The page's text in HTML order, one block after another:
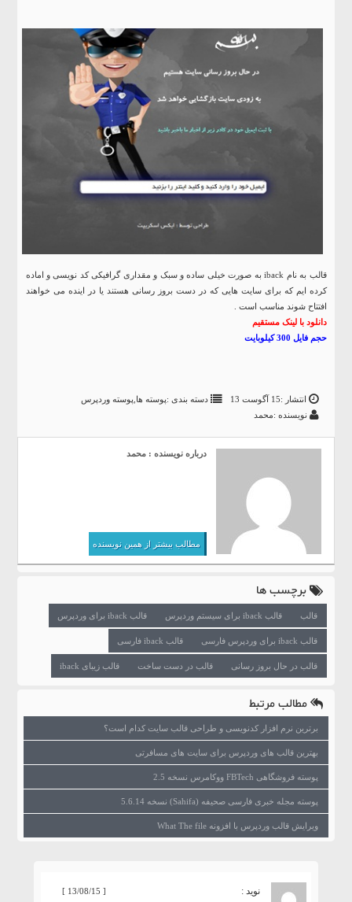
قالب به نام iback به صورت خیلی ساده و سبک و مقداری گرافیکی کد نویسی و اماده
کرده ایم که برای سایت هایی که در دست بروز رسانی هستند یا در اینده می خواهند
افتتاح شوند مناسب است .
دانلود با لینک مستقیم
حجم فایل 300 کیلوبایت
انتشار :15 آگوست 13 دسته بندی :پوسته ها پوسته وردپرس
نویسنده :محمد
درباره نویسنده : محمد
مطالب بیشتر از همین نویسنده
برچسب ها
قالب قالب iback برای سیستم وردپرس قالب iback برای وردپرس
قالب iback برای وردپرس فارسی قالب iback فارسی
قالب در حال بروز رسانی قالب در دست ساخت قالب زیبای iback
مطالب مرتبط
برترین نرم افزار کدنویسی و طراحی قالب سایت کدام است؟
بهترین قالب های وردپرس برای سایت های مسافرتی
پوسته فروشگاهی FBTech ووکامرس نسخه 2.5
پوسته مجله خبری فارسی صحیفه (Sahifa) نسخه 5.6.14
ویرایش قالب وردپرس با افزونه What The file
نوید : [ 13/08/15 ]